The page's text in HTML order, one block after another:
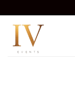
to
content